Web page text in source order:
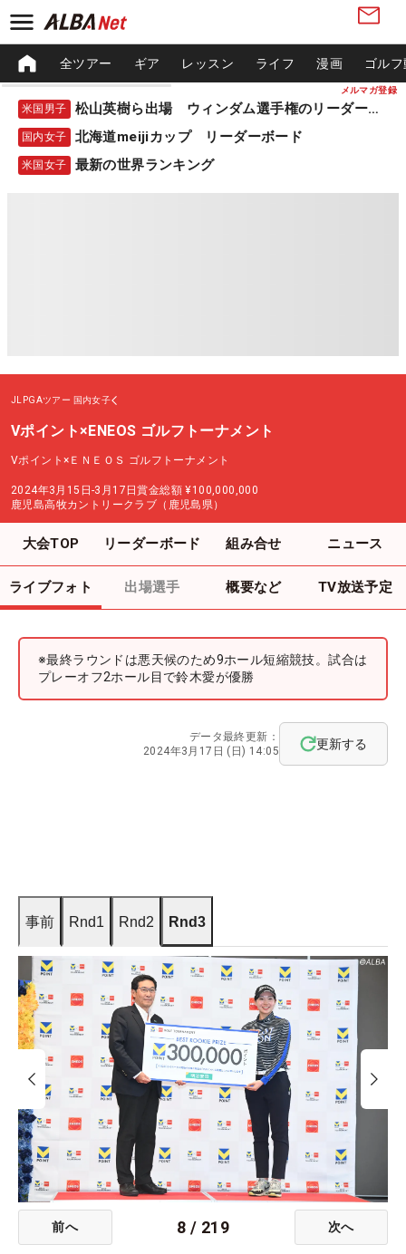
メルマガ登録
全ツアー ギア レッスン ライフ 漫画 ゴル
米国男子 松山英樹ら出場 ウィンダム選手権のリーダーボード
国内女子 北海道meijiカップ リーダーボード
米国女子 最新の世界ランキング
JLPGAツアー 国内女子
Vポイント×ENEOS ゴルフトーナメント
Vポイント×ＥＮＥＯＳ ゴルフトーナメント
2024年3月15日-3月17日賞金総額 ¥100,000,000
鹿児島高牧カントリークラブ（鹿児島県）
大会TOP リーダーボード 組み合せ ニュース
ライブフォト 出場選手 概要など TV放送予定
※最終ラウンドは悪天候のため9ホール短縮競技。試合は
プレーオフ2ホール目で鈴木愛が優勝
データ最終更新：
2024年3月17日 (日) 14:05
更新する
事前 Rnd1 Rnd2 Rnd3
前へ 8 / 219 次へ